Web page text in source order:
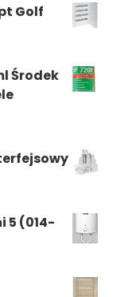
Golf
Środek
5 (014-